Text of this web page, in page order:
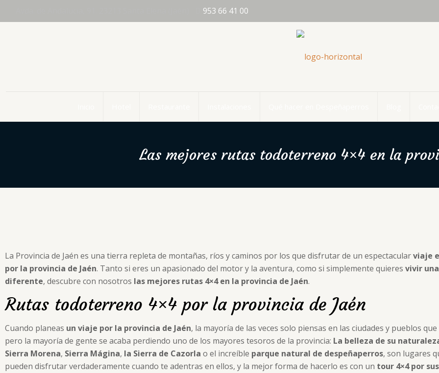
953 66 41 00
Las mejores rutas todoterreno 4×4 en la
La Provincia de Jaén es una tierra repleta de montañas, ríos y caminos por los que disfrutar de un espectacularviaje
por la provincia de Jaén. Tanto si eres un apasionado del motor y la aventura, como si simplemente quieres vivir
diferente, descubre con nosotros las mejores rutas 4×4 en la provincia de Jaén.
Rutas todoterreno 4×4 por la provincia de Jaén
Cuando planeas un viaje por la provincia de Jaén, la mayoría de las veces solo piensas en las ciudades y pueblos
pero la mayoría de gente se acaba perdiendo uno de los mayores tesoros de la provincia: La belleza de su
Sierra Morena, Sierra Mágina, la Sierra de Cazorla o el increíble parque natural de despeñaperros, son lugares
pueden disfrutar verdaderamente cuando te adentras en ellos, y la mejor forma de hacerlo es con un tour 4×4 por